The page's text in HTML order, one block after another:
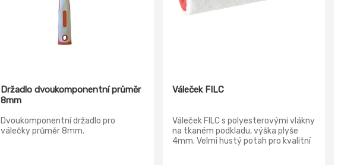
Držadlo dvoukomponentní průměr
8mm
Dvoukomponentní držadlo pro
válečky průměr 8mm.
Váleček FILC
Váleček FILC s polyesterovými vlákny
na tkaném podkladu, výška plyše
4mm. Velmi hustý potah pro kvalitní